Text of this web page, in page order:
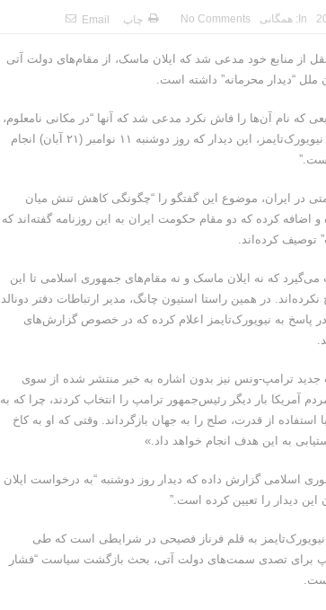
In: همگانی No Comments چاپ Email
نقل از منابع خود مدعی شد که ایلان ماسک، از مقام‌های دولت آتی
“دیدار محرمانه” داشته است.
که نام‌ آن‌ها را فاش نکرد مدعی شد که آنها “در مکانی نامعلوم،
دیدار محرمانه” داشته اند. بر اساس گزارش نیویورک‌تایمز، این دیدار که روز دوشنبه ۱۱ نوامبر (۲۱ آبان) انجام
در ایران، موضوع این گفتگو را “چگونگی کاهش تنش میان
اضافه کرده که دو مقام حکومت ایران به این روزنامه‌ گفته‌اند که
توصیف کرده‌اند.
که نه ایلان ماسک و نه مقام‌های جمهوری اسلامی تا این
در همین راستا استیون چانگ، مدیر ارتباطات دفتر دونالد
پاسخ به نیویورک‌تایمز اعلام کرده که در خصوص گزارش‌های
جدید ترامپ-ونس نیز بدون اشاره به خبر منتشر شده از سوی
آمریکا بار دیگر رئیس‌‌جمهور ترامپ را انتخاب کردند، چرا که به
استفاده از قدرت، صلح را به جهان بازگرداند. وقتی که او به کاخ
به این هدف انجام خواهد داد.»
اسلامی گزارش داده که دیدار روز دوشنبه “به درخواست ایلان
دیدار را تعیین کرده است.”
به قلم فرناز فصیحی در شرایطی است که طی
برای تصدی سمت‌های دولت آتی، بحث بازگشت سیاست “فشار